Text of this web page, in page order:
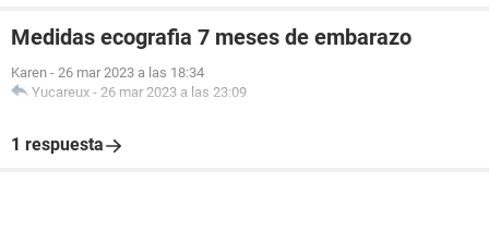
Medidas ecografia 7 meses de embarazo
Karen - 26 mar 2023 a las 18:34
Yucareux - 26 mar 2023 a las 23:09
1 respuesta